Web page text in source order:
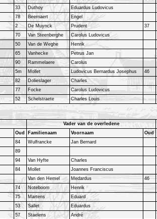
33 Duthoy Eduardus Ludovicus
78 Beernaert Engel
2 De Muynck Prudent 37
70 Van Steenberghe Carolus Ludovicus
50 Van de Weghe Henrik
65 Vanhecke Petrus Jan
90 Rammelaere Carolus
5m Mollet Ludovicus Bernardus Josephus 46
82 Dolieslager Charles
77 Focke Carolus Ludovicus
52 Schelstraete Charles Louis
Vader van de overledene
Oud Familienaam Voornaam Oud
84 Wulfrancke Jan Bernard
89
94 Van Hyfte Charles
84 Mollet Joannes Franciscus
Van den Hemel Medardus 46
74 Noteboom Henrik
75 Martens Eduard
53 Sallet Eduardus
57 Staelens André